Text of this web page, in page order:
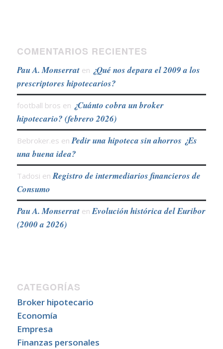
COMENTARIOS RECIENTES
Pau A. Monserraten ¿Qué nos depara el 2009 a los
prescriptores hipotecarios?
football bros en ¿Cuánto cobra un broker
hipotecario? (febrero 2026)
Bebroker.es enPedir una hipoteca sin ahorros ¿Es
una buena idea?
Tadosi enRegistro de intermediarios financieros de
Consumo
Pau A. MonserratenEvolución histórica del Euribor
(2000 a 2026)
CATEGORÍAS
Broker hipotecario
Economía
Empresa
Finanzas personales